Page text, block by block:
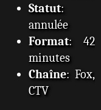
Statut:
annulée
Format: 42
minutes
Chaîne: Fox,
CTV